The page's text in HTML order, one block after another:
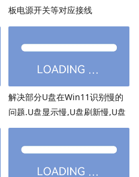
板电源开关等对应接线
解决部分U盘在Win11识别慢的
问题.U盘显示慢,U盘刷新慢,U盘
加载慢